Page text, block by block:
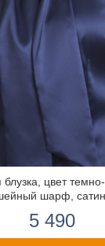
цвет
шарф,
5 490